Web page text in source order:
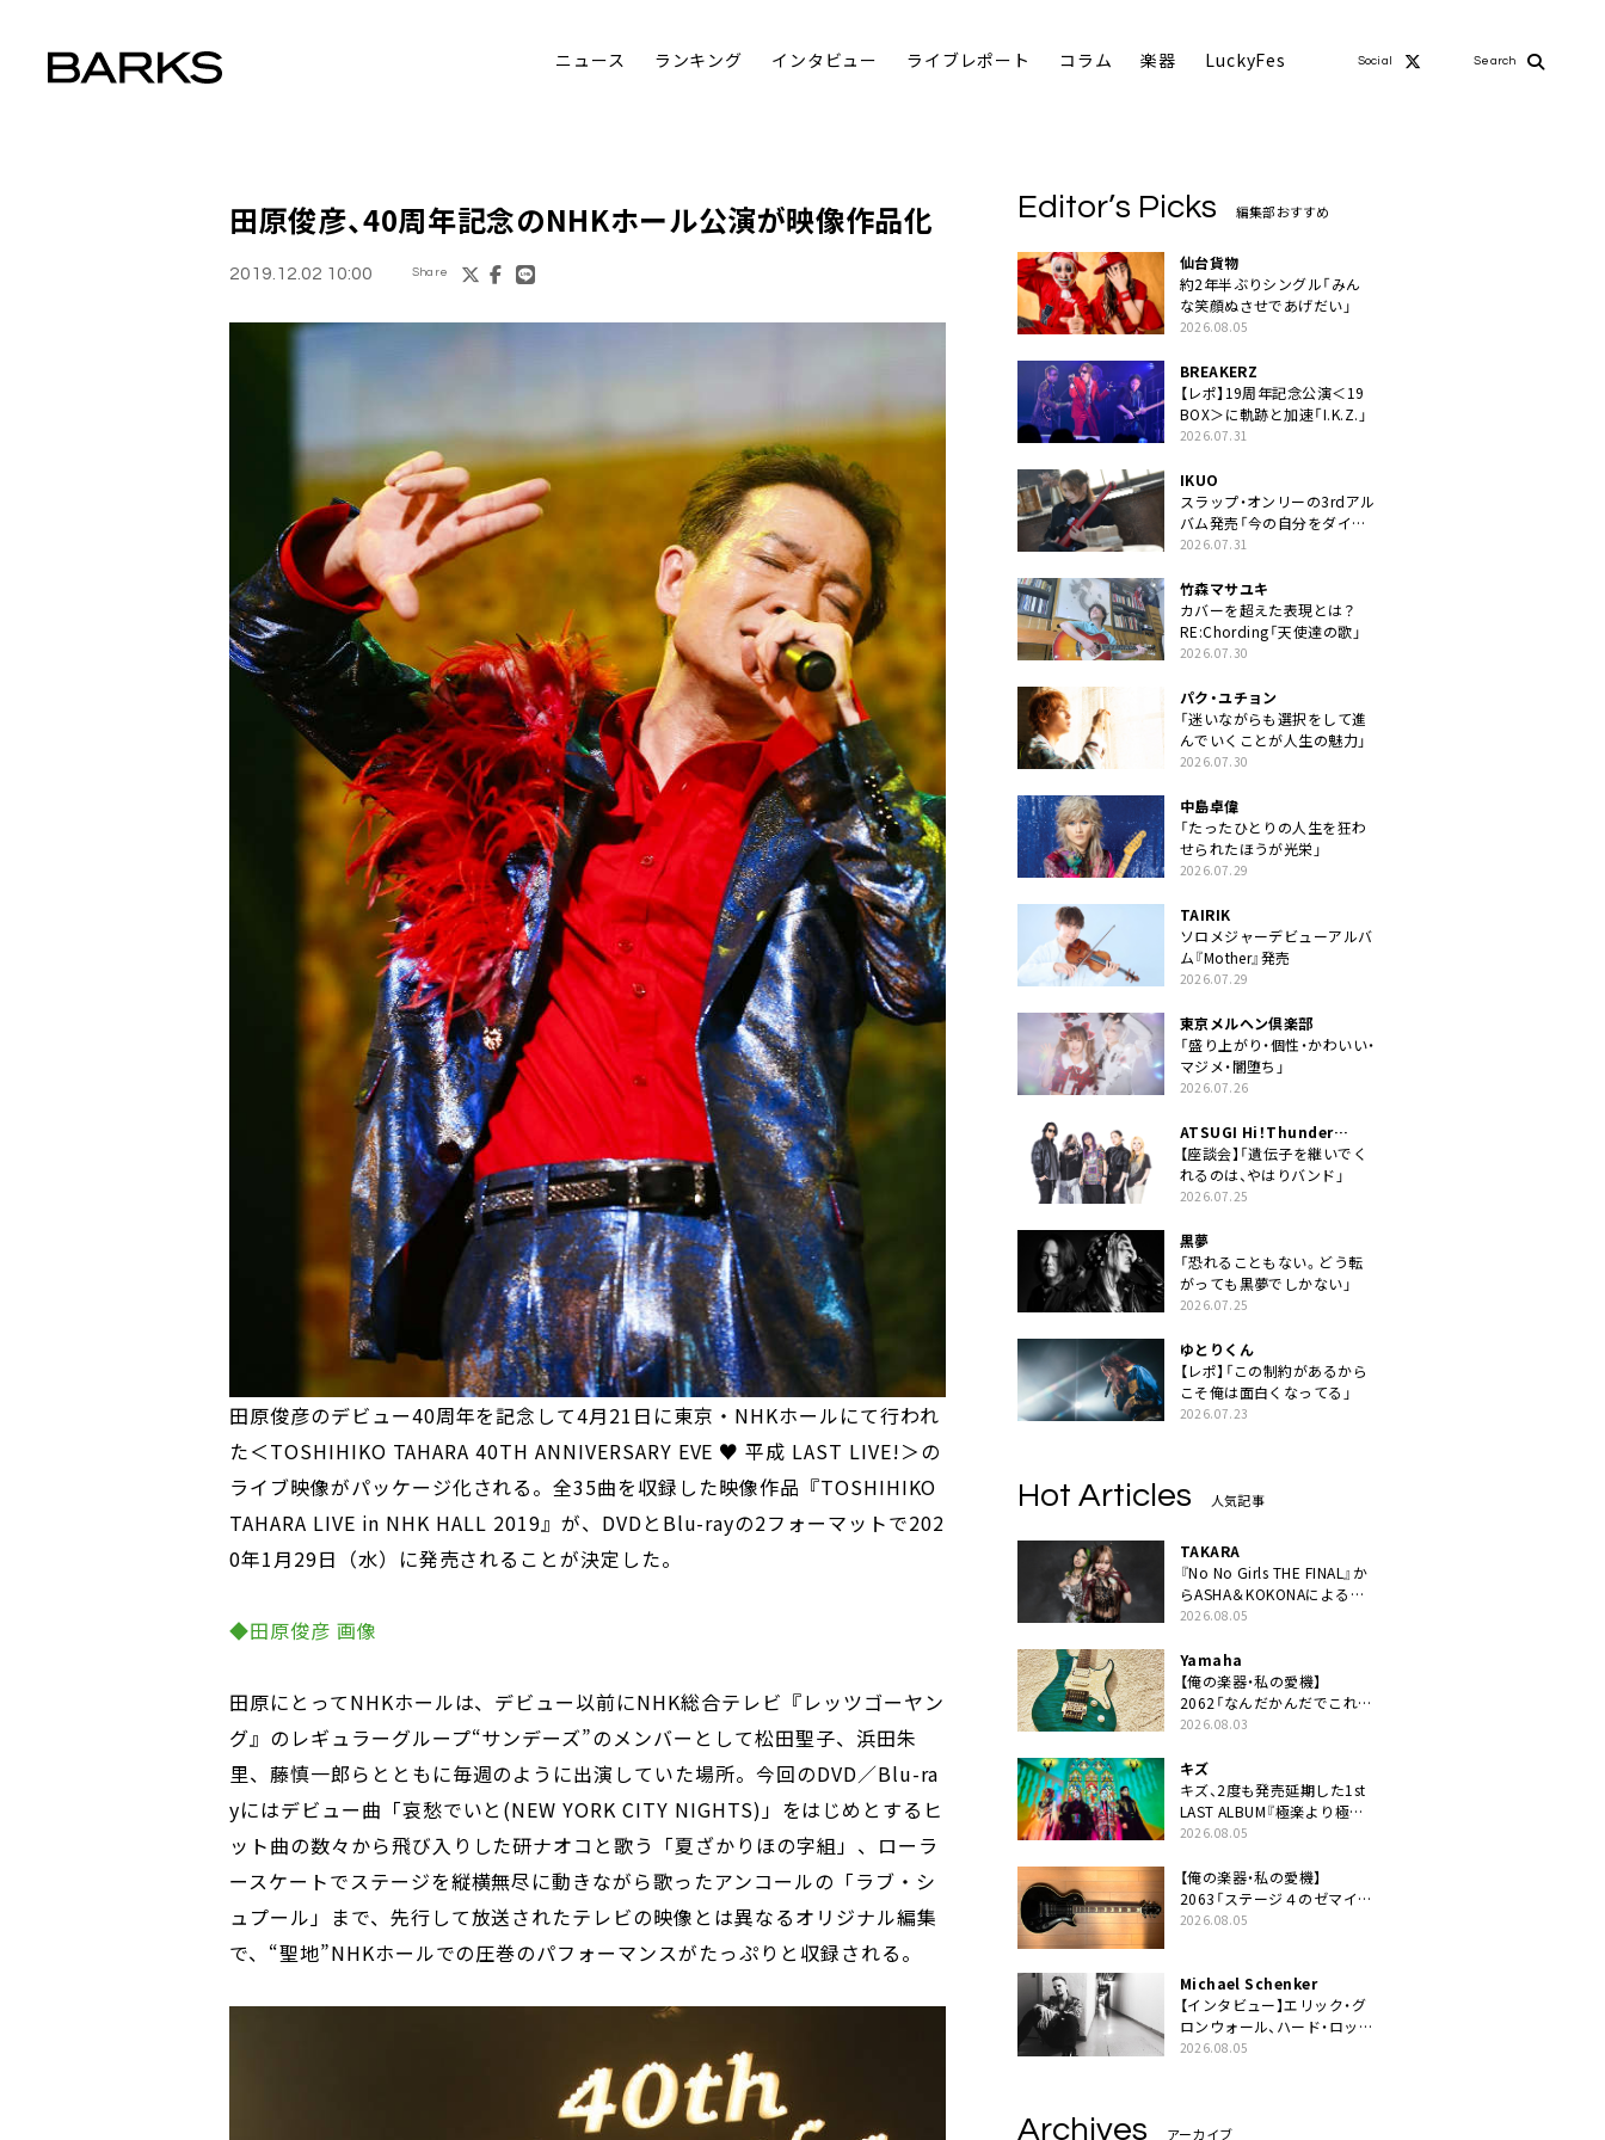
ニュース ランキング インタビュー ライブレポート コラム 楽器 LuckyFes Social Search
田原俊彦、40周年記念のNHKホール公演が映像作品化
2019.12.02 10:00 Share
田原俊彦のデビュー40周年を記念して4月21日に東京・NHKホールにて行われ
た＜TOSHIHIKO TAHARA 40TH ANNIVERSARY EVE ♥ 平成 LAST LIVE!＞の
ライブ映像がパッケージ化される。全35曲を収録した映像作品『TOSHIHIKO
TAHARA LIVE in NHK HALL 2019』が、DVDとBlu-rayの2フォーマットで202
0年1月29日（水）に発売されることが決定した。
◆田原俊彦 画像
田原にとってNHKホールは、デビュー以前にNHK総合テレビ『レッツゴーヤン
グ』のレギュラーグループ“サンデーズ”のメンバーとして松田聖子、浜田朱
里、藤慎一郎らとともに毎週のように出演していた場所。今回のDVD／Blu-ra
yにはデビュー曲「哀愁でいと(NEW YORK CITY NIGHTS)」をはじめとするヒ
ット曲の数々から飛び入りした研ナオコと歌う「夏ざかりほの字組」、ローラ
ースケートでステージを縦横無尽に動きながら歌ったアンコールの「ラブ・シ
ュプール」まで、先行して放送されたテレビの映像とは異なるオリジナル編集
で、“聖地”NHKホールでの圧巻のパフォーマンスがたっぷりと収録される。
Editor’s Picks 編集部おすすめ
仙台貨物
約2年半ぶりシングル「みん
な笑顔ぬさせであげだい」
2026.08.05
BREAKERZ
【レポ】19周年記念公演＜19
BOX＞に軌跡と加速「I.K.Z.」
2026.07.31
IKUO
スラップ・オンリーの3rdアル
バム発売「今の自分をダイレ
クトに」
2026.07.31
竹森マサユキ
カバーを超えた表現とは？
RE:Chording「天使達の歌」
2026.07.30
パク・ユチョン
「迷いながらも選択をして進
んでいくことが人生の魅力」
2026.07.30
中島卓偉
「たったひとりの人生を狂わ
せられたほうが光栄」
2026.07.29
TAIRIK
ソロメジャーデビューアルバ
ム『Mother』発売
2026.07.29
東京メルヘン倶楽部
「盛り上がり・個性・かわいい・
マジメ・闇堕ち」
2026.07.26
ATSUGI Hi！Thunder
Rock Festival
【座談会】「遺伝子を継いでく
れるのは、やはりバンド」
2026.07.25
黒夢
「恐れることもない。どう転
がっても黒夢でしかない」
2026.07.25
ゆとりくん
【レポ】「この制約があるから
こそ俺は面白くなってる」
2026.07.23
Hot Articles 人気記事
TAKARA
『No No Girls THE FINAL』か
らASHA＆KOKONAによるユ
ニット・TAKARAがデビュー
2026.08.05
Yamaha
【俺の楽器・私の愛機】
2062「なんだかんだでこれが
1番」
2026.08.03
キズ
キズ、2度も発売延期した1st
LAST ALBUM『極楽より極上
の雨』遂にリリース。収録曲
2026.08.05
【俺の楽器・私の愛機】
2063「ステージ４のゼマイテ
ィス。」
2026.08.05
Michael Schenker
【インタビュー】エリック・グ
ロンウォール、ハード・ロック
の今を代表する魂のボーカリ
2026.08.05
Archives アーカイブ